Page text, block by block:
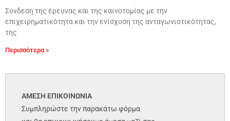
Σύνδεση της έρευνας και της καινοτομίας με την
επιχειρηματικότητα και την ενίσχυση της ανταγωνιστικότητας,
της
Περισσότερα »
ΑΜΕΣΗ ΕΠΙΚΟΙΝΩΝΙΑ
Συμπληρώστε την παρακάτω φόρμα